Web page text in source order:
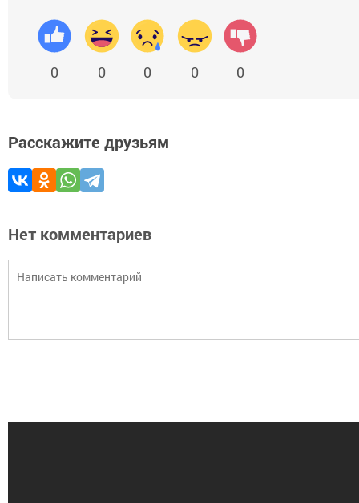
0 0 0 0 0
Расскажите друзьям
Нет комментариев